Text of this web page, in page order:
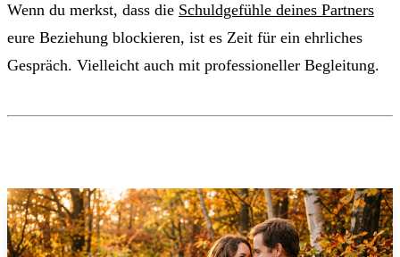
Wenn du merkst, dass die Schuldgefühle deines Partners
eure Beziehung blockieren, ist es Zeit für ein ehrliches
Gespräch. Vielleicht auch mit professioneller Begleitung.